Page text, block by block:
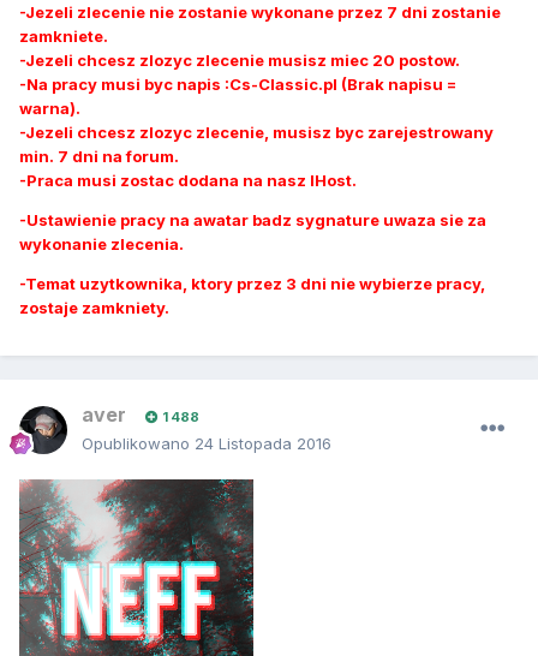
-Jezeli zlecenie nie zostanie wykonane przez 7 dni zostanie
zamkniete.
-Jezeli chcesz zlozyc zlecenie musisz miec 20 postow.
-Na pracy musi byc napis :Cs-Classic.pl (Brak napisu =
warna).
-Jezeli chcesz zlozyc zlecenie, musisz byc zarejestrowany
min. 7 dni na forum.
-Praca musi zostac dodana na nasz IHost.
-Ustawienie pracy na awatar badz sygnature uwaza sie za
wykonanie zlecenia.
-Temat uzytkownika, ktory przez 3 dni nie wybierze pracy,
zostaje zamkniety.
aver 1 488
Opublikowano 24 Listopada 2016